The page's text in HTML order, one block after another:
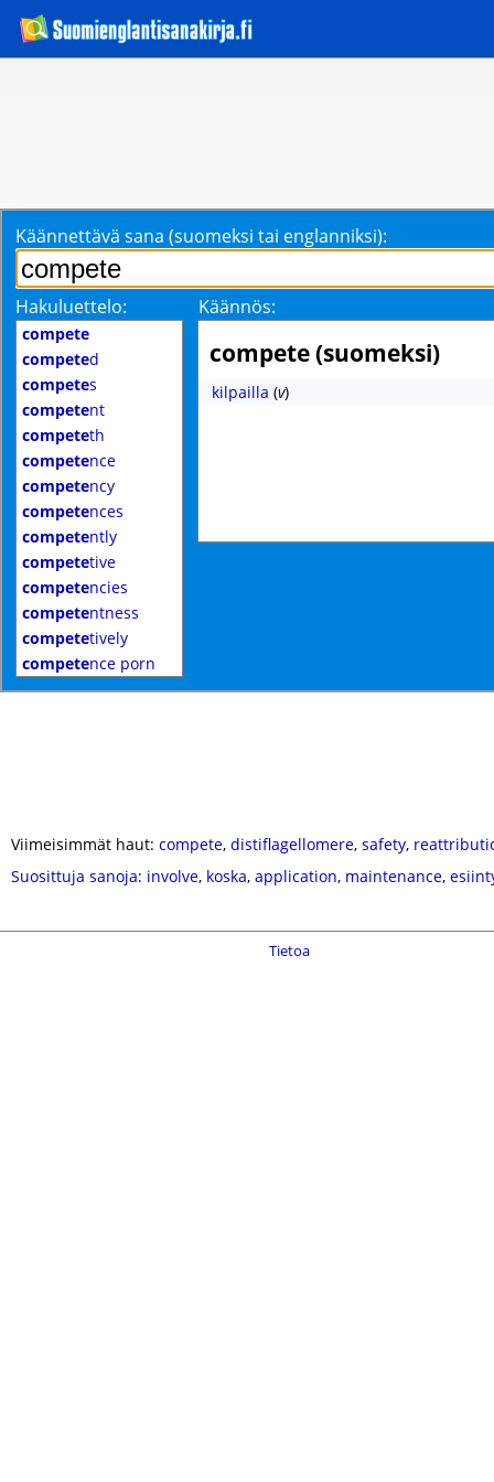
Käännettävä sana (suomeksi tai englanniksi):
Hakuluettelo: Käännös:
compete
competed
competes
competent
competeth
competence
competency
competences
competently
competetive
competencies
competentness
competetively
competence porn
compete (suomeksi)
kilpailla (v)
Viimeisimmät haut: compete, distiflagellomere, safety,
Suosittuja sanoja: involve, koska, application, maintenance,
Tietoa